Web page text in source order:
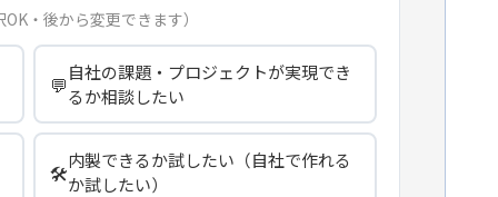
・後から変更できます）
💬自社の課題・プロジェクトが実現でき
るか相談したい
🛠️内製できるか試したい（自社で作れる
か試したい）